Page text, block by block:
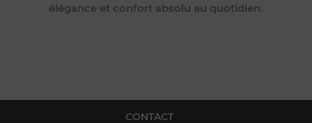
élégance et confort absolu au quotidien.
CONTACT